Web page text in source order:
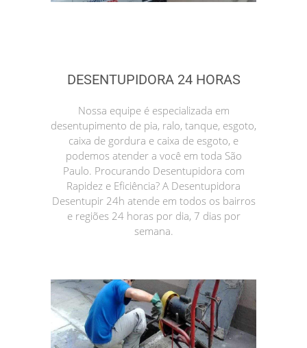
DESENTUPIDORA 24 HORAS
Nossa equipe é especializada em
desentupimento de pia, ralo, tanque, esgoto,
caixa de gordura e caixa de esgoto, e
podemos atender a você em toda São
Paulo. Procurando Desentupidora com
Rapidez e Eficiência? A Desentupidora
Desentupir 24h atende em todos os bairros
e regiões 24 horas por dia, 7 dias por
semana.